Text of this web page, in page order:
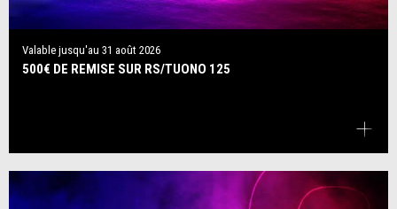
Valable jusqu'au 31 août 2026
500€ DE REMISE SUR RS/TUONO 125